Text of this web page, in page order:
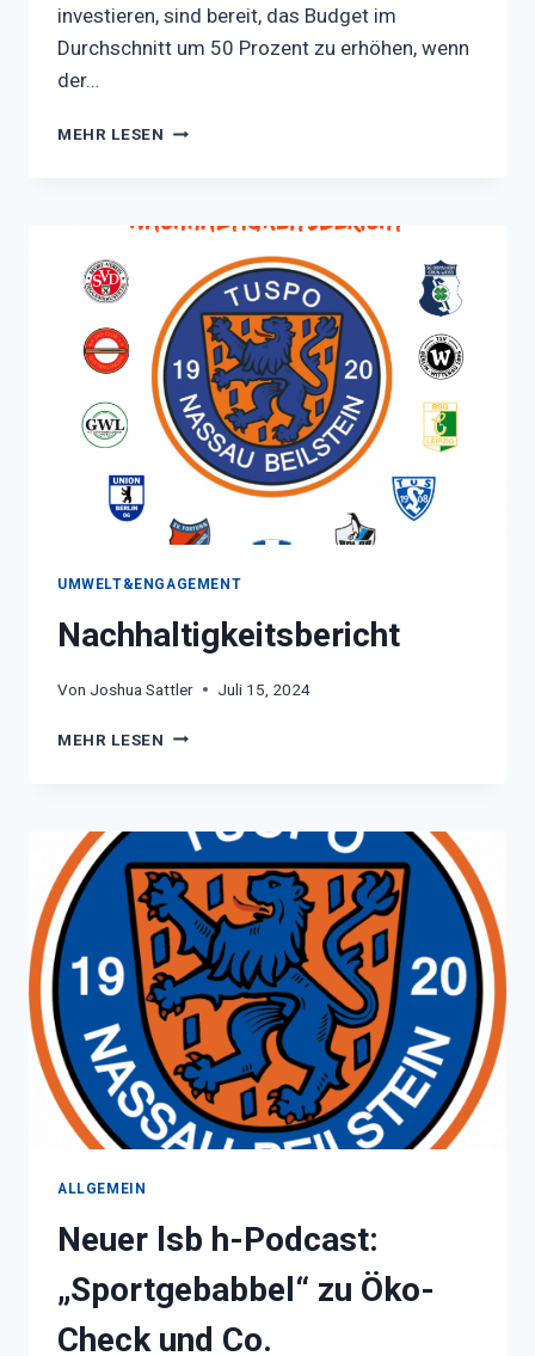
investieren, sind bereit, das Budget im
Durchschnitt um 50 Prozent zu erhöhen, wenn
der…
MEHR LESEN SPONSOREN:
GELD
NACHHALTIGKEIT
IM
SPORT
UMWELT&ENGAGEMENT
Nachhaltigkeitsbericht
Von Joshua Sattler Juli 15, 2024
MEHR LESEN NACHHALTIGKEITSBERICHT
ALLGEMEIN
Neuer lsb h-Podcast:
„Sportgebabbel“ zu Öko-
Check und Co.